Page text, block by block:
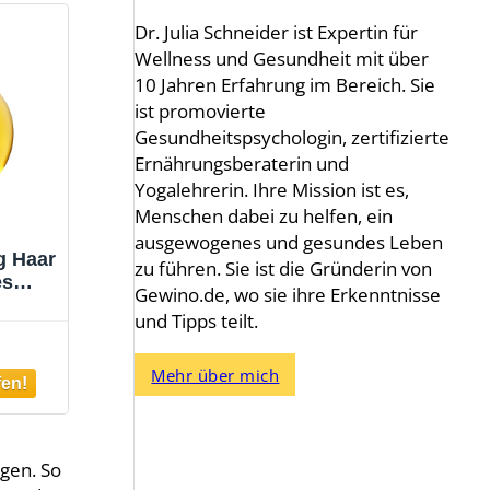
Haar
72
So
Dr. Julia Schneider ist Expertin für
Wellness und Gesundheit mit über
10 Jahren Erfahrung im Bereich. Sie
ist promovierte
Gesundheitspsychologin, zertifizierte
Ernährungsberaterin und
Yogalehrerin. Ihre Mission ist es,
Menschen dabei zu helfen, ein
ausgewogenes und gesundes Leben
zu führen. Sie ist die Gründerin von
Gewino.de, wo sie ihre Erkenntnisse
und Tipps teilt.
Mehr über mich